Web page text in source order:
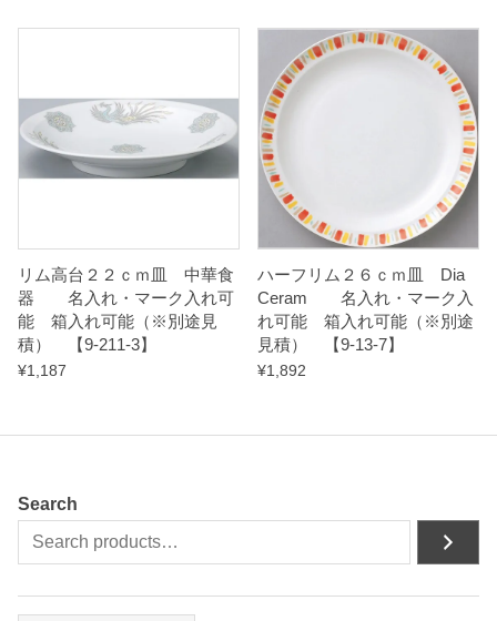
y
リム高台２２ｃｍ皿 中華食
器 名入れ・マーク入れ可
能 箱入れ可能（※別途見
積） 【9-211-3】
¥1,187
ハーフリム２６ｃｍ皿 Dia
Ceram 名入れ・マーク入
れ可能 箱入れ可能（※別途
見積） 【9-13-7】
¥1,892
Search